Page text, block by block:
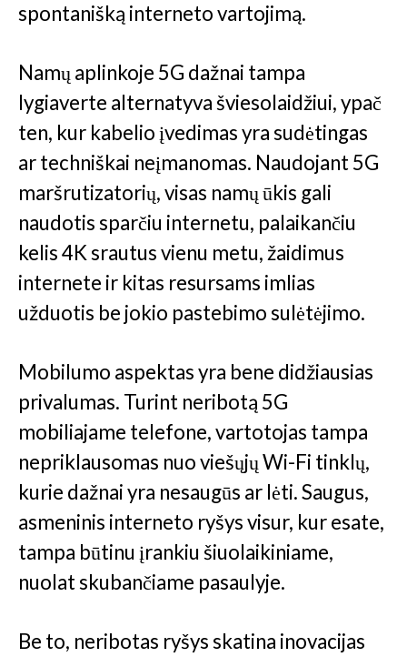
spontanišką interneto vartojimą.
Namų aplinkoje 5G dažnai tampa
lygiaverte alternatyva šviesolaidžiui, ypač
ten, kur kabelio įvedimas yra sudėtingas
ar techniškai neįmanomas. Naudojant 5G
maršrutizatorių, visas namų ūkis gali
naudotis sparčiu internetu, palaikančiu
kelis 4K srautus vienu metu, žaidimus
internete ir kitas resursams imlias
užduotis be jokio pastebimo sulėtėjimo.
Mobilumo aspektas yra bene didžiausias
privalumas. Turint neribotą 5G
mobiliajame telefone, vartotojas tampa
nepriklausomas nuo viešųjų Wi-Fi tinklų,
kurie dažnai yra nesaugūs ar lėti. Saugus,
asmeninis interneto ryšys visur, kur esate,
tampa būtinu įrankiu šiuolaikiniame,
nuolat skubančiame pasaulyje.
Be to, neribotas ryšys skatina inovacijas